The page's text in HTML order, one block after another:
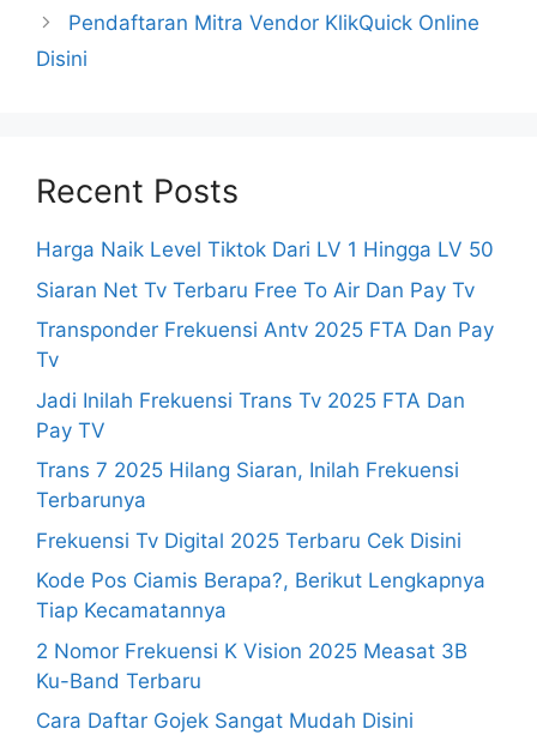
Pendaftaran Mitra Vendor KlikQuick Online
Disini
Recent Posts
Harga Naik Level Tiktok Dari LV 1 Hingga LV 50
Siaran Net Tv Terbaru Free To Air Dan Pay Tv
Transponder Frekuensi Antv 2025 FTA Dan Pay
Tv
Jadi Inilah Frekuensi Trans Tv 2025 FTA Dan
Pay TV
Trans 7 2025 Hilang Siaran, Inilah Frekuensi
Terbarunya
Frekuensi Tv Digital 2025 Terbaru Cek Disini
Kode Pos Ciamis Berapa?, Berikut Lengkapnya
Tiap Kecamatannya
2 Nomor Frekuensi K Vision 2025 Measat 3B
Ku-Band Terbaru
Cara Daftar Gojek Sangat Mudah Disini